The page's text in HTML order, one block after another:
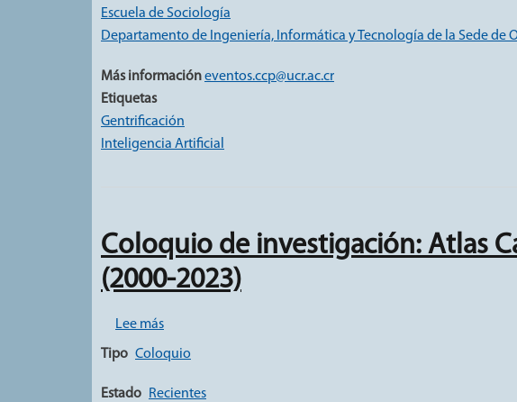
Escuela de Sociología
Departamento de Ingeniería, Informática y Tecnología de la Sede de
Más informacióneventos.ccp@ucr.ac.cr
Etiquetas
Gentrificación
Inteligencia Artificial
Coloquio de investigación: Atlas
(2000-2023)
Lee mássobre Coloquio de investigación: Atlas Cantonal de
Tipo Coloquio
Estado Recientes